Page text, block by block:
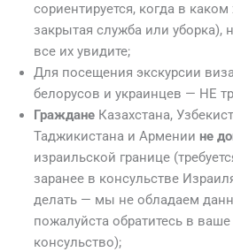
сориентируется, когда в
закрытая служба или
все их увидите;
Для посещения экскурсии
белорусов и украинцев — НЕ
ГражданеКазахстана,
Таджикистана и Армении не
израильской границе
заранее в консульстве
делать — мы не обладаем
пожалуйста обратитесь в
консульство);